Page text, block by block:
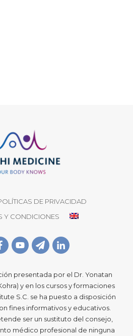
DE PRIVACIDAD
Y CONDICIONES
presentada por el Dr. Yonatan
y en los cursos y formaciones
S.C. se ha puesto a disposición
fines informativos y educativos.
ser un sustituto del consejo,
médico profesional de ninguna